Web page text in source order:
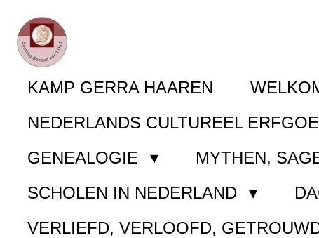
Ga
direct
naar
hoofdinhoud
KAMP GERRA HAAREN
NEDERLANDS CULTUREEL
GENEALOGIE
MYTHEN,
SCHOLEN IN NEDERLAND
VERLIEFD, VERLOOFD,